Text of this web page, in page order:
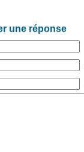
une réponse